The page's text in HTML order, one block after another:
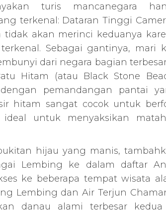
turis mancanegara
terkenal: Dataran Tinggi
tidak akan merinci keduanya
Sebagai gantinya, mari
dari negara bagian
Hitam (atau Black Stone
pemandangan pantai
hitam sangat cocok untuk
ideal untuk menyaksikan
hijau yang manis,
Lembing ke dalam daftar
ke beberapa tempat wisata
Lembing dan Air Terjun
danau alami terbesar